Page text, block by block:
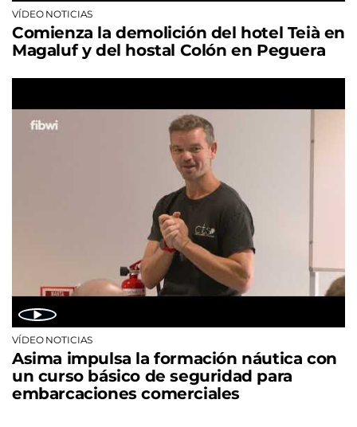
VÍDEO NOTICIAS
Comienza la demolición del hotel Teià en
Magaluf y del hostal Colón en Peguera
VÍDEO NOTICIAS
Asima impulsa la formación náutica con
un curso básico de seguridad para
embarcaciones comerciales